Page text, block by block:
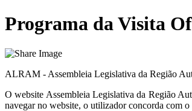
Programa da Visita
ALRAM - Assembleia Legislativa da Região
O website Assembleia Legislativa da Região
navegar no website, o utilizador concorda com